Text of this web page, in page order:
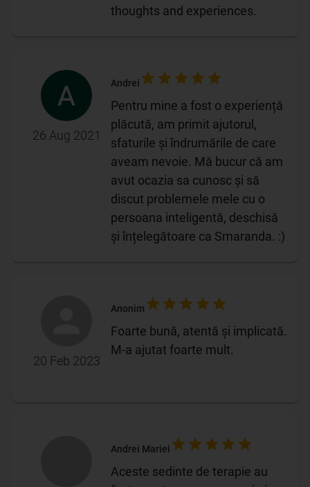
thoughts and experiences.
26 Aug 2021
Andrei
Pentru mine a fost o experiență
plăcută, am primit ajutorul,
sfaturile și îndrumările de care
aveam nevoie. Mă bucur că am
avut ocazia sa cunosc și să
discut problemele mele cu o
persoana inteligentă, deschisă
și înțelegătoare ca Smaranda. :)
20 Feb 2023
Anonim
Foarte bună, atentă și implicată.
M-a ajutat foarte mult.
Andrei Mariei
Aceste sedinte de terapie au